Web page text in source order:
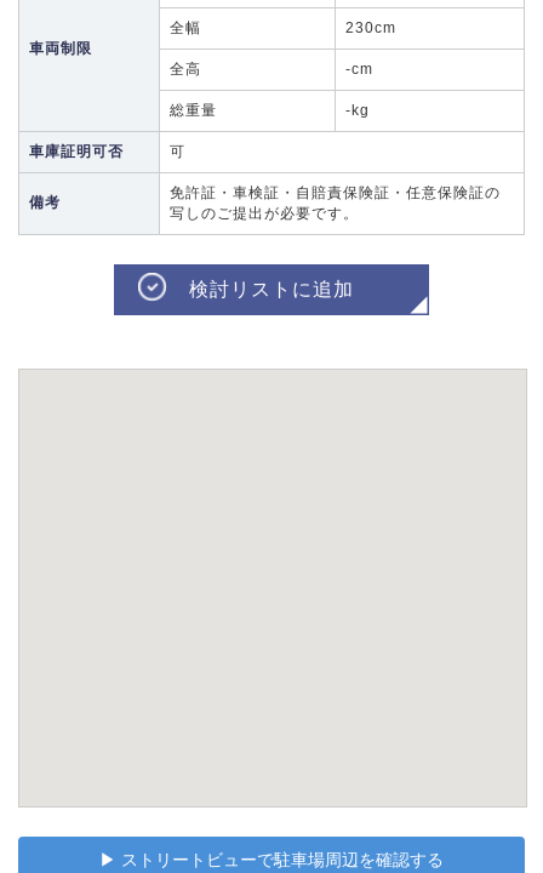
車両制限
全幅 230cm
全高 -cm
総重量 -kg
車庫証明可否 可
備考
免許証・車検証・自賠責保険証・任意保険証の
写しのご提出が必要です。
検討リストに追加
▶︎ ストリートビューで駐車場周辺を確認する